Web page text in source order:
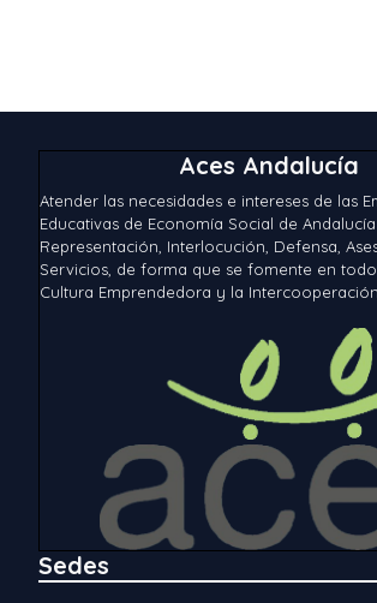
Aces Andalucía
Atender las necesidades e intereses de las
Educativas de Economía Social de
Representación, Interlocución, Defensa,
Servicios, de forma que se fomente en
Cultura Emprendedora y la Intercooperación
Sedes